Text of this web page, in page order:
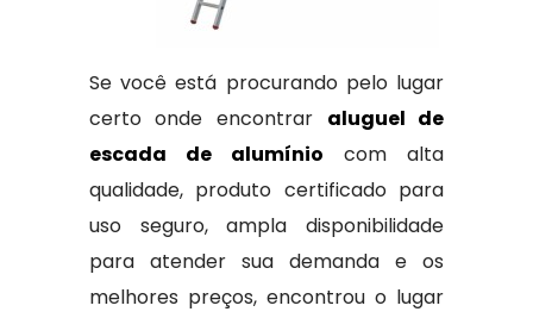
Se você está procurando pelo lugar
certo onde encontrar aluguel de
escada de alumínio com alta
qualidade, produto certificado para
uso seguro, ampla disponibilidade
para atender sua demanda e os
melhores preços, encontrou o lugar